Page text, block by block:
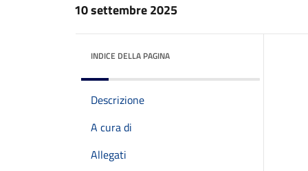
10 settembre 2025
INDICE DELLA PAGINA
Descrizione
A cura di
Allegati